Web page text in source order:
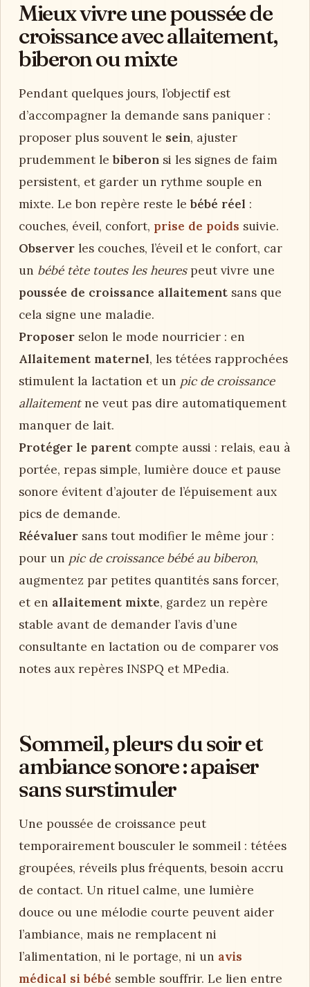
Mieux vivre une poussée de
croissance avec allaitement,
biberon ou mixte
Pendant quelques jours, l’objectif est
d’accompagner la demande sans paniquer :
proposer plus souvent le sein, ajuster
prudemment lebiberon si les signes de faim
persistent, et garder un rythme souple en
mixte. Le bon repère reste lebébé réel :
couches, éveil, confort, prise de poids suivie.
Observer les couches, l’éveil et le confort, car
un bébé tète toutes les heurespeut vivre une
poussée de croissance allaitement sans que
cela signe une maladie.
Proposer selon le mode nourricier : en
Allaitement maternel, les tétées rapprochées
stimulent la lactation et un pic de croissance
allaitementne veut pas dire automatiquement
manquer de lait.
Protéger le parent compte aussi : relais, eau à
portée, repas simple, lumière douce et pause
sonore évitent d’ajouter de l’épuisement aux
pics de demande.
Réévaluer sans tout modifier le même jour :
pour un pic de croissance bébé au biberon,
augmentez par petites quantités sans forcer,
et en allaitement mixte, gardez un repère
stable avant de demander l’avis d’une
consultante en lactation ou de comparer vos
notes aux repères INSPQ et MPedia.
Sommeil, pleurs du soir et
ambiance sonore : apaiser
sans surstimuler
Une poussée de croissance peut
temporairement bousculer le sommeil : tétées
groupées, réveils plus fréquents, besoin accru
de contact. Un rituel calme, une lumière
douce ou une mélodie courte peuvent aider
l’ambiance, mais ne remplacent ni
l’alimentation, ni le portage, ni un avis
médical si bébé semble souffrir. Le lien entre